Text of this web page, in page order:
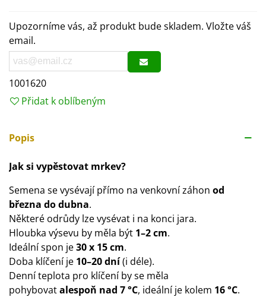
Upozorníme vás, až produkt bude skladem. Vložte váš
email.
1001620
Přidat k oblíbeným
Popis
Jak si vypěstovat mrkev?
Semena se vysévají přímo na venkovní záhon od
března do dubna.
Některé odrůdy lze vysévat i na konci jara.
Hloubka výsevu by měla být 1–2 cm.
Ideální spon je30 x 15 cm.
Doba klíčení je 10–20 dní(i déle).
Denní teplota pro klíčení by se měla
pohybovatalespoň nad 7 °C, ideální je kolem 16 °C.